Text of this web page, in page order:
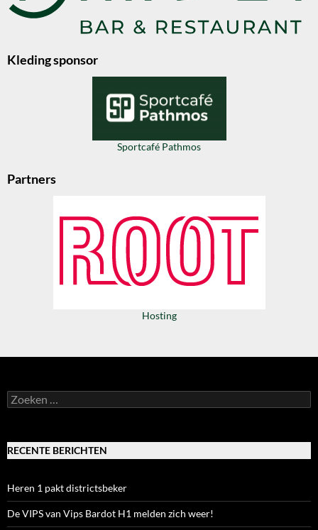
Kleding sponsor
Sportcafé Pathmos
Partners
Hosting
Zoeken
naar:
RECENTE BERICHTEN
Heren 1 pakt districtsbeker
De VIPS van Vips Bardot H1 melden zich weer!